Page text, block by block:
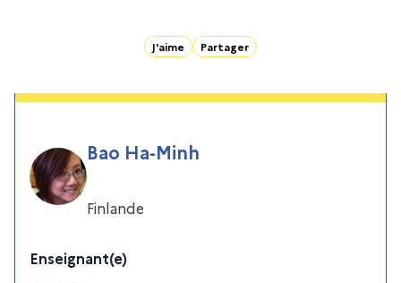
J'aime Partager
Bao Ha-Minh
Finlande
Enseignant(e)